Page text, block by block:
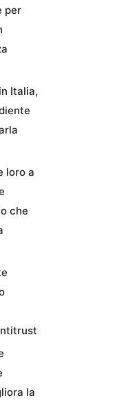
per
Italia,
loro a
che
la